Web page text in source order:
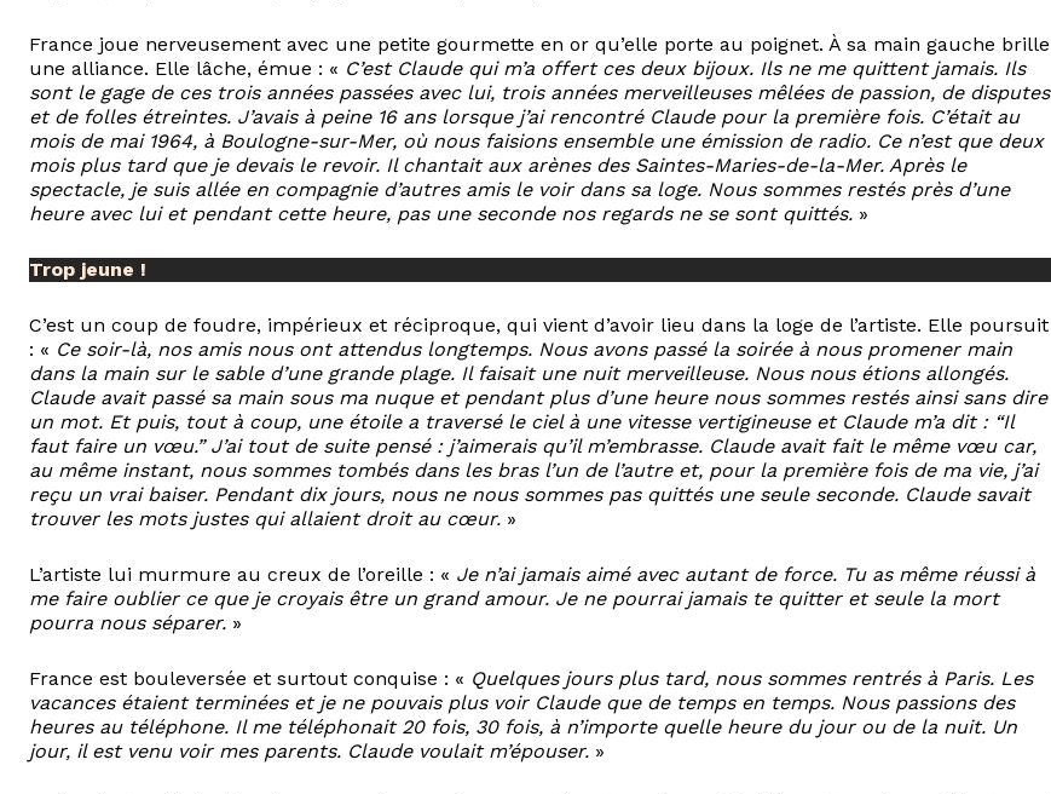
France joue nerveusement avec une petite gourmette en or qu’elle porte au poignet. À sa main gauche brille
une alliance. Elle lâche, émue : « C’est Claude qui m’a offert ces deux bijoux. Ils ne me quittent jamais. Ils
sont le gage de ces trois années passées avec lui, trois années merveilleuses mêlées de passion, de disputes
et de folles étreintes. J’avais à peine 16 ans lorsque j’ai rencontré Claude pour la première fois. C’était au
mois de mai 1964, à Boulogne-sur-Mer, où nous faisions ensemble une émission de radio. Ce n’est que deux
mois plus tard que je devais le revoir. Il chantait aux arènes des Saintes-Maries-de-la-Mer. Après le
spectacle, je suis allée en compagnie d’autres amis le voir dans sa loge. Nous sommes restés près d’une
heure avec lui et pendant cette heure, pas une seconde nos regards ne se sont quittés. »
Trop jeune !
C’est un coup de foudre, impérieux et réciproque, qui vient d’avoir lieu dans la loge de l’artiste. Elle poursuit
: « Ce soir-là, nos amis nous ont attendus longtemps. Nous avons passé la soirée à nous promener main
dans la main sur le sable d’une grande plage. Il faisait une nuit merveilleuse. Nous nous étions allongés.
Claude avait passé sa main sous ma nuque et pendant plus d’une heure nous sommes restés ainsi sans dire
un mot. Et puis, tout à coup, une étoile a traversé le ciel à une vitesse vertigineuse et Claude m’a dit : “Il
faut faire un vœu.” J’ai tout de suite pensé : j’aimerais qu’il m’embrasse. Claude avait fait le même vœu car,
au même instant, nous sommes tombés dans les bras l’un de l’autre et, pour la première fois de ma vie, j’ai
reçu un vrai baiser. Pendant dix jours, nous ne nous sommes pas quittés une seule seconde. Claude savait
trouver les mots justes qui allaient droit au cœur. »
L’artiste lui murmure au creux de l’oreille : « Je n’ai jamais aimé avec autant de force. Tu as même réussi à
me faire oublier ce que je croyais être un grand amour. Je ne pourrai jamais te quitter et seule la mort
pourra nous séparer. »
France est bouleversée et surtout conquise : « Quelques jours plus tard, nous sommes rentrés à Paris. Les
vacances étaient terminées et je ne pouvais plus voir Claude que de temps en temps. Nous passions des
heures au téléphone. Il me téléphonait 20 fois, 30 fois, à n’importe quelle heure du jour ou de la nuit. Un
jour, il est venu voir mes parents. Claude voulait m’épouser. »